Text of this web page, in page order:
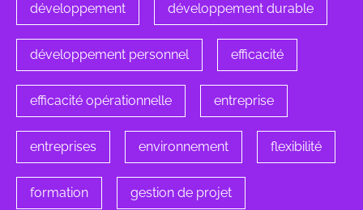
développement développement durable
développement personnel efficacité
efficacité opérationnelle entreprise
entreprises environnement flexibilité
formation gestion de projet